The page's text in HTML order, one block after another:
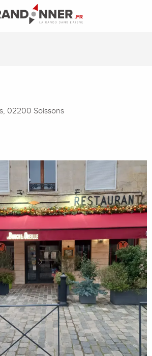
02200 Soissons